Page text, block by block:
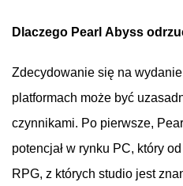
Dlaczego Pearl Abyss
Zdecydowanie się na wydanie
platformach może być
czynnikami. Po pierwsze,
potencjał w rynku PC, który od
RPG, z których studio jest